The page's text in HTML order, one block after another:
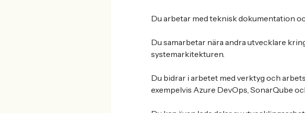
Du arbetar med teknisk dokumentation
Du samarbetar nära andra utvecklare
systemarkitekturen.
Du bidrar i arbetet med verktyg och
exempelvis Azure DevOps, SonarQube